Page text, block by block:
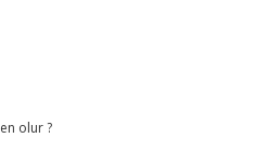
olur ?